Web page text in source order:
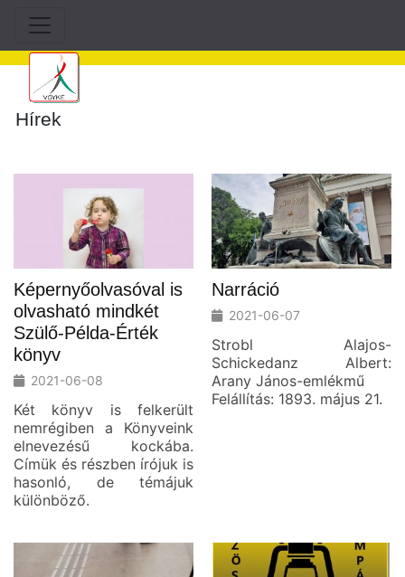
Hírek
Képernyőolvasóval is
olvasható mindkét
Szülő-Példa-Érték
könyv
2021-06-08
Két könyv is felkerült
nemrégiben a Könyveink
elnevezésű kockába.
Címük és részben írójuk is
hasonló, de témájuk
különböző.
Narráció
2021-06-07
Strobl Alajos-
Schickedanz Albert:
Arany János-emlékmű
Felállítás: 1893. május 21.